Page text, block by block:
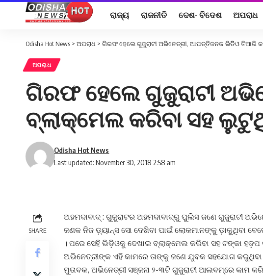
ରାଜ୍ୟ ରାଜନୀତି ଦେଶ- ବିଦେଶ ଅପରାଧ
Odisha Hot News > ଅପରାଧ > ଗିରଫ ହେଲେ ଗୁଜୁରାଟୀ ଅଭିନେତ୍ରୀ, ଆପତ୍ତିଜନକ ଭିଡିିଓ ତିଆରି
ଅପରାଧ
ଗିରଫ ହେଲେ ଗୁଜୁରାଟୀ
ବ୍ଲାକ୍‌ମେଲ କରିବା ସହ
Last updated: November 30, 2018 2:58 am
Odisha Hot News
SHARE
ଅହମଦାବାଦ୍‌ : ଗୁଜୁରାଟର ଅହମଦାବାଦ୍‌ରୁ ପୁଲିସ ଜଣେ ଗୁଜୁରାଟୀ
ଜଣକ ନିଜ ଡ଼୍ୟାନ୍ସ ସୋ ଦେଖିବା ପାଇଁ ଲୋକମାନଙ୍କୁ ଡ଼ାକୁଥିବା
। ପରେ ସେହି ଭିଡ଼ିଓକୁ ଦେଖାଇ ବ୍ଲାକ୍‌ମେଲ କରିବା ସହ ଟଙ୍କା
ଅଭିନେତ୍ରୀଙ୍କ ଏହି କାମରେ ତାଙ୍କୁ ଜଣେ ଯୁବକ ସହଯୋଗ
ମୁତାବକ, ଅଭିନେତ୍ରୀ ସଞ୍ଜନା ୨-୩ଟି ଗୁଜୁରାଟୀ ଆଲବମ୍‌ରେ କାମ